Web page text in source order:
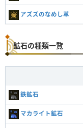
アズズのなめし革
鉱石の種類一覧
鉄鉱石
マカライト鉱石